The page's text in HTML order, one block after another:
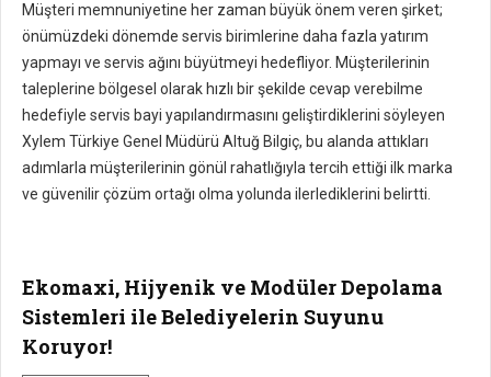
Müşteri memnuniyetine her zaman büyük önem veren şirket;
önümüzdeki dönemde servis birimlerine daha fazla yatırım
yapmayı ve servis ağını büyütmeyi hedefliyor. Müşterilerinin
taleplerine bölgesel olarak hızlı bir şekilde cevap verebilme
hedefiyle servis bayi yapılandırmasını geliştirdiklerini söyleyen
Xylem Türkiye Genel Müdürü Altuğ Bilgiç, bu alanda attıkları
adımlarla müşterilerinin gönül rahatlığıyla tercih ettiği ilk marka
ve güvenilir çözüm ortağı olma yolunda ilerlediklerini belirtti.
Ekomaxi, Hijyenik ve Modüler Depolama
Sistemleri ile Belediyelerin Suyunu
Koruyor!